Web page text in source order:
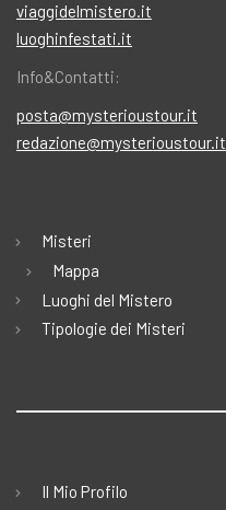
viaggidelmistero.it
luoghinfestati.it
Info&Contatti:
posta@mysterioustour.it
redazione@mysterioustour.it
Misteri
Mappa
Luoghi del Mistero
Tipologie dei Misteri
Il Mio Profilo